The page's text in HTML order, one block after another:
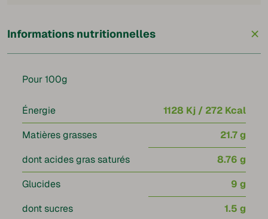
Informations nutritionnelles +
Pour 100g
Énergie
1128 Kj / 272 Kcal
Matières grasses
21.7 g
dont acides gras saturés
8.76 g
Glucides
9 g
dont sucres
1.5 g